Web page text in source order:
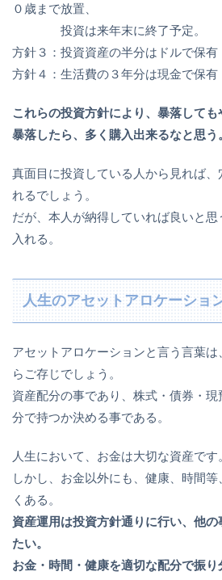
０歳まで放置、
投資は来年末に終了予定。
方針３：投資資産の半分はドルで保有
方針４：生活費の３年分は現金で保有
これらの投資方針により、暴落しても
暴落したら、多く購入出来るなと思う
真面目に投資している人から見れば
れるでしょう。
だが、本人が納得していれば良いと
入れる。
人生のアセットアロケーショ
アセットアロケーションと言う言葉
らご存じでしょう。
資産配分の事であり、株式・債券・
分で持つか決める事である。
人生において、お金は大切な資産です
しかし、お金以外にも、健康、時間
くある。
資産運用は投資方針通りに行い、他
たい。
お金・時間・健康を適切な配分で振り